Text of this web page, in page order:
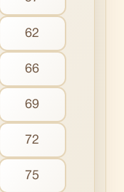
62
66
69
72
75